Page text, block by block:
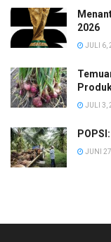
2026
JULI 6,
JULI 3,
JUNI